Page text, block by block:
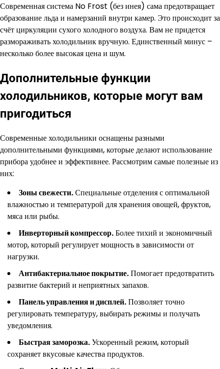
Современная система No Frost (без инея) сама предотвращает
образование льда и намерзаний внутри камер. Это происходит за
счёт циркуляции сухого холодного воздуха. Вам не придется
размораживать холодильник вручную. Единственный минус –
несколько более высокая цена и шум.
Дополнительные функции
холодильников, которые могут вам
пригодиться
Современные холодильники оснащены разными
дополнительными функциями, которые делают использование
прибора удобнее и эффективнее. Рассмотрим самые полезные из
них:
Зоны свежести.Специальные отделения с оптимальной
влажностью и температурой для хранения овощей, фруктов,
мяса или рыбы.
Инверторный компрессор.Более тихий и экономичный
мотор, который регулирует мощность в зависимости от
нагрузки.
Антибактериальное покрытие.Помогает предотвратить
развитие бактерий и неприятных запахов.
Панель управления и дисплей.Позволяет точно
регулировать температуру, выбирать режимы и получать
уведомления.
Быстрая заморозка.Ускоренный режим, который
сохраняет вкусовые качества продуктов.